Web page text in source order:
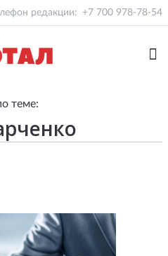
редакции: +7 700 978-78-54
теме: